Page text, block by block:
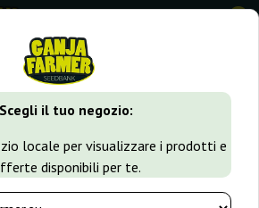
Scegli il tuo negozio:
locale per visualizzare i prodotti e
disponibili per te.
0
di Cannabis Skunk Sensi Skunk